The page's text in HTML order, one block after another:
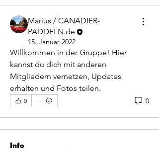
Marius / CANADIER-
PADDELN.de
15. Januar 2022
Willkommen in der Gruppe! Hier
kannst du dich mit anderen
Mitgliedern vernetzen, Updates
erhalten und Fotos teilen.
0 0
Info